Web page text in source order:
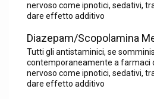
nervoso come ipnotici, sedativi,
dare effetto additivo
Diazepam/Scopolamina
Tutti gli antistaminici, se
contemporaneamente a farmaci
nervoso come ipnotici, sedativi,
dare effetto additivo